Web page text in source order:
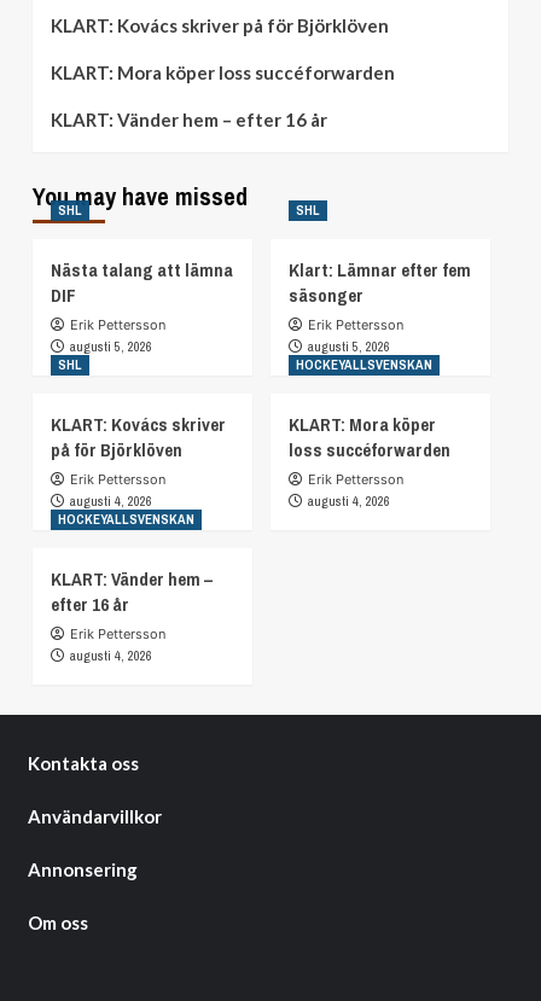
KLART: Kovács skriver på för Björklöven
KLART: Mora köper loss succéforwarden
KLART: Vänder hem – efter 16 år
You may have missed
SHL
Nästa talang att lämna
DIF
Erik Pettersson
augusti 5, 2026
SHL
Klart: Lämnar efter fem
säsonger
Erik Pettersson
augusti 5, 2026
SHL
KLART: Kovács skriver
på för Björklöven
Erik Pettersson
augusti 4, 2026
HOCKEYALLSVENSKAN
KLART: Mora köper
loss succéforwarden
Erik Pettersson
augusti 4, 2026
HOCKEYALLSVENSKAN
KLART: Vänder hem –
efter 16 år
Erik Pettersson
augusti 4, 2026
Kontakta oss
Användarvillkor
Annonsering
Om oss